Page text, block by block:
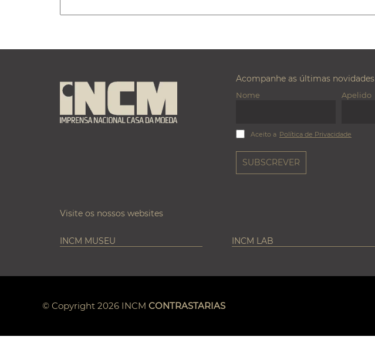
Acompanhe as últimas novidades
Nome Apelido
Aceito a Política de Privacidade
Visite os nossos websites
INCM MUSEU INCM LAB
© Copyright 2026 INCM CONTRASTARIAS